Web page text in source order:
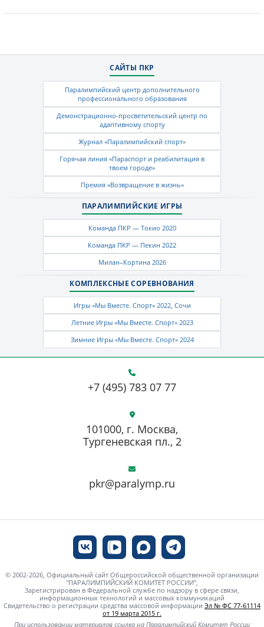
САЙТЫ ПКР
Паралимпийский центр дополнительного
профессионального образования
Демонстрационно-просветительский центр по
адаптивному спорту
Журнал «Паралимпийский спорт»
Горячая линия «Параспорт и реабилитация в
твоем городе»
Премия «Возвращение в жизнь»
ПАРАЛИМПИЙСКИЕ ИГРЫ
Команда ПКР — Токио 2020
Команда ПКР — Пекин 2022
Милан–Кортина 2026
КОМПЛЕКСНЫЕ СОРЕВНОВАНИЯ
Игры «Мы Вместе. Спорт» 2022, Сочи
Летние Игры «Мы Вместе. Спорт» 2023
Зимние Игры «Мы Вместе. Спорт» 2024
+7 (495) 783 07 77
pkr@paralymp.ru
101000, г. Москва,
Тургеневская пл., 2
© 2002-2026, Официальный сайт Общероссийской общественной организации
"ПАРАЛИМПИЙСКИЙ КОМИТЕТ РОССИИ",
Зарегистрирован в Федеральной службе по надзору в сфере связи,
информационных технологий и массовых коммуникаций
Свидетельство о регистрации средства массовой информации Эл № ФС 77-61114
от 19 марта 2015 г.
При использовании материалов ссылка на Паралимпийский Комитет России